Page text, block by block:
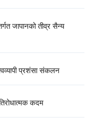
जापानको तीव्र सैन्य
प्रशंसा संकलन
कदम